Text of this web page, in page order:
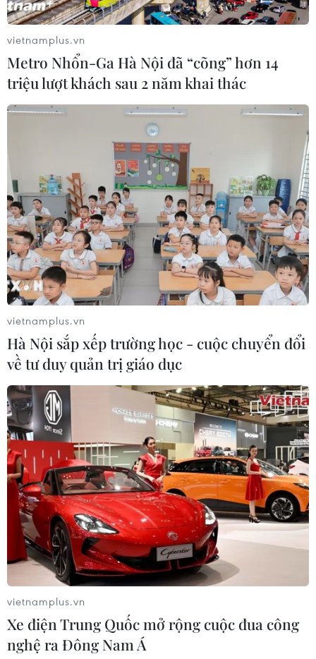
Campuchia: Thủ lĩnh đối lập Sam Rainsy
tuyên bố rõ thời điểm về nước
16/08/2019 13:20
Ông Sam Rainsy sẽ cùng một số thủ lĩnh lưu vong của
đảng Cứu nguy dân tộc Campuchia trở về Campuchia
vào ngày 9/11 tới, ngày kỷ niệm 66 năm Quốc khánh
Campuchia.
vietnamplus.vn
Metro Nhổn-Ga Hà Nội đã “cõng” hơn 14
triệu lượt khách sau 2 năm khai thác
vietnamplus.vn
Hà Nội sắp xếp trường học - cuộc chuyển đổi
về tư duy quản trị giáo dục
vietnamplus.vn
Xe điện Trung Quốc mở rộng cuộc đua công
nghệ ra Đông Nam Á